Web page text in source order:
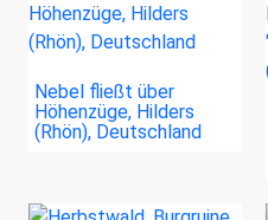
Nebel fließt über
Höhenzüge, Hilders
(Rhön), Deutschland